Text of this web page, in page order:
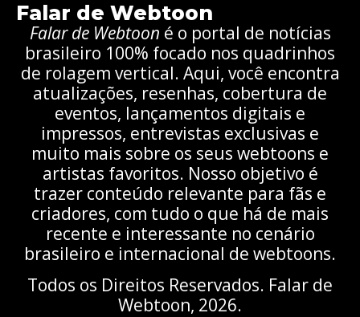
Falar de Webtoon
Falar de Webtoon é o portal de notícias
brasileiro 100% focado nos quadrinhos
de rolagem vertical. Aqui, você encontra
atualizações, resenhas, cobertura de
eventos, lançamentos digitais e
impressos, entrevistas exclusivas e
muito mais sobre os seus webtoons e
artistas favoritos. Nosso objetivo é
trazer conteúdo relevante para fãs e
criadores, com tudo o que há de mais
recente e interessante no cenário
brasileiro e internacional de webtoons.
Todos os Direitos Reservados. Falar de
Webtoon, 2026.